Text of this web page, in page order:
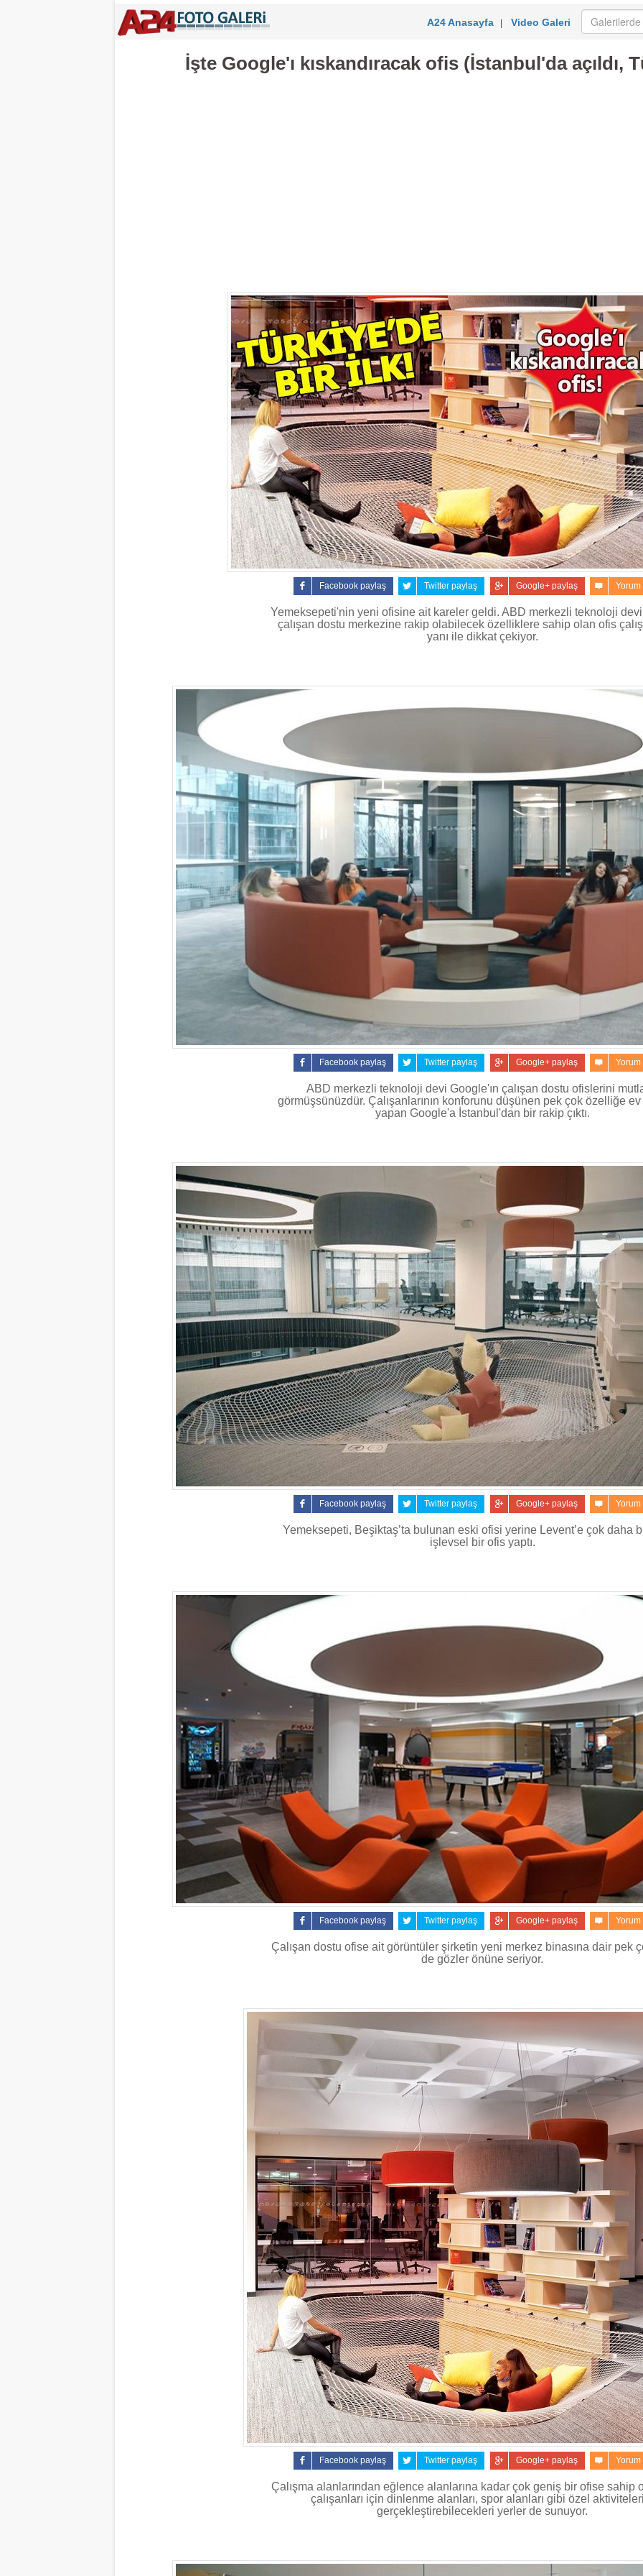
A24 Anasayfa| Video Galeri
İşte Google'ı kıskandıracak ofis (İstanbul'da açıldı,
Facebook paylaş Twitter paylaş Google+ paylaş Yorum
Yemeksepeti'nin yeni ofisine ait kareler geldi. ABD merkezli teknoloji devi
çalışan dostu merkezine rakip olabilecek özelliklere sahip olan ofis
yanı ile dikkat çekiyor.
Facebook paylaş Twitter paylaş Google+ paylaş Yorum
ABD merkezli teknoloji devi Google'ın çalışan dostu ofislerini
görmüşsünüzdür. Çalışanlarının konforunu düşünen pek çok özelliğe
yapan Google'a İstanbul'dan bir rakip çıktı.
Facebook paylaş Twitter paylaş Google+ paylaş Yorum
Yemeksepeti, Beşiktaş’ta bulunan eski ofisi yerine Levent’e çok daha
işlevsel bir ofis yaptı.
Facebook paylaş Twitter paylaş Google+ paylaş Yorum
Çalışan dostu ofise ait görüntüler şirketin yeni merkez binasına dair pek
de gözler önüne seriyor.
Facebook paylaş Twitter paylaş Google+ paylaş Yorum
Çalışma alanlarından eğlence alanlarına kadar çok geniş bir ofise sahip
çalışanları için dinlenme alanları, spor alanları gibi özel
gerçekleştirebilecekleri yerler de sunuyor.